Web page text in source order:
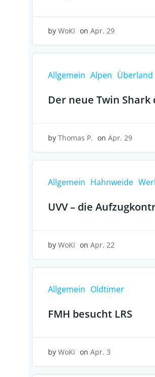
by WoKi on Apr. 29
Allgemein Alpen Überland
Der neue Twin Shark
by Thomas P. on Apr. 29
Allgemein Hahnweide
UVV – die
by WoKi on Apr. 22
Allgemein Oldtimer
FMH besucht LRS
by WoKi on Apr. 3